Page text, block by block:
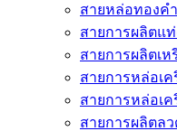
สายหล่อทองค
สายการผลิตแ
สายการผลิตเ
สายการหล่อเ
สายการหล่อเ
สายการผลิตลว